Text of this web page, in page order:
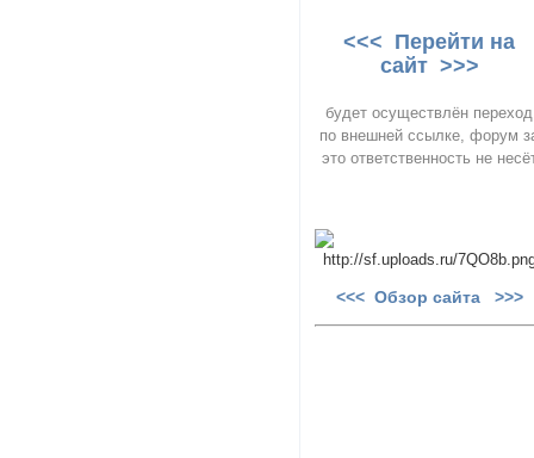
<<< Перейти на
сайт >>>
будет осуществлён переход
по внешней ссылке, форум
это ответственность не
<<< Обзор сайта >>>